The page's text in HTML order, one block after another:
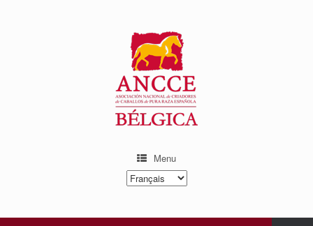
Menu
Choisir
une